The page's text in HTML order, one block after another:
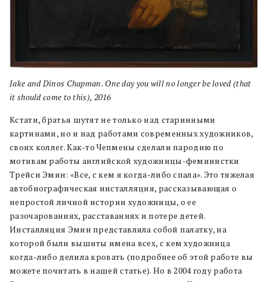
Jake and Dinos Chapman. One day you will no longer be loved (that
it should come to this), 2016
Кстати, братья шутят не только над старинными
картинами, но и над работами современных художников,
своих коллег. Как-то Чепмены сделали пародию по
мотивам работы английской художницы-феминистки
Трейси Эмин: «Все, с кем я когда-либо спала». Это тяжелая
автобиографическая инсталляция, рассказывающая о
непростой личной истории художницы, о ее
разочарованиях, расставаниях и потере детей.
Инсталляция Эмин представляла собой палатку, на
которой были вышиты имена всех, с кем художница
когда-либо делила кровать (подробнее об этой работе вы
можете почитать в нашей статье). Но в 2004 году работа